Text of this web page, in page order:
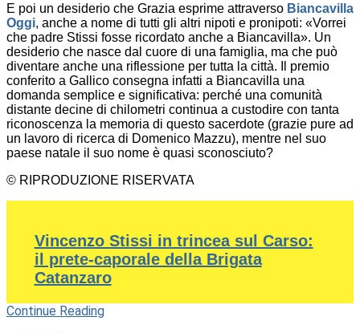
E poi un desiderio che Grazia esprime attraverso Biancavilla
Oggi, anche a nome di tutti gli altri nipoti e pronipoti: «Vorrei
che padre Stissi fosse ricordato anche a Biancavilla». Un
desiderio che nasce dal cuore di una famiglia, ma che può
diventare anche una riflessione per tutta la città. Il premio
conferito a Gallico consegna infatti a Biancavilla una
domanda semplice e significativa: perché una comunità
distante decine di chilometri continua a custodire con tanta
riconoscenza la memoria di questo sacerdote (grazie pure ad
un lavoro di ricerca di Domenico Mazzu), mentre nel suo
paese natale il suo nome è quasi sconosciuto?
© RIPRODUZIONE RISERVATA
Vincenzo Stissi in trincea sul Carso:
il prete-caporale della Brigata
Catanzaro
Continue Reading